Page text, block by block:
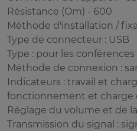
Résistance (Om) - 600
Méthode d'installation /
Type de connecteur : USB
Type : pour les conférences
Méthode de connexion :
Indicateurs : travail et
fonctionnement et charge
Réglage du volume et de
Transmission du signal :